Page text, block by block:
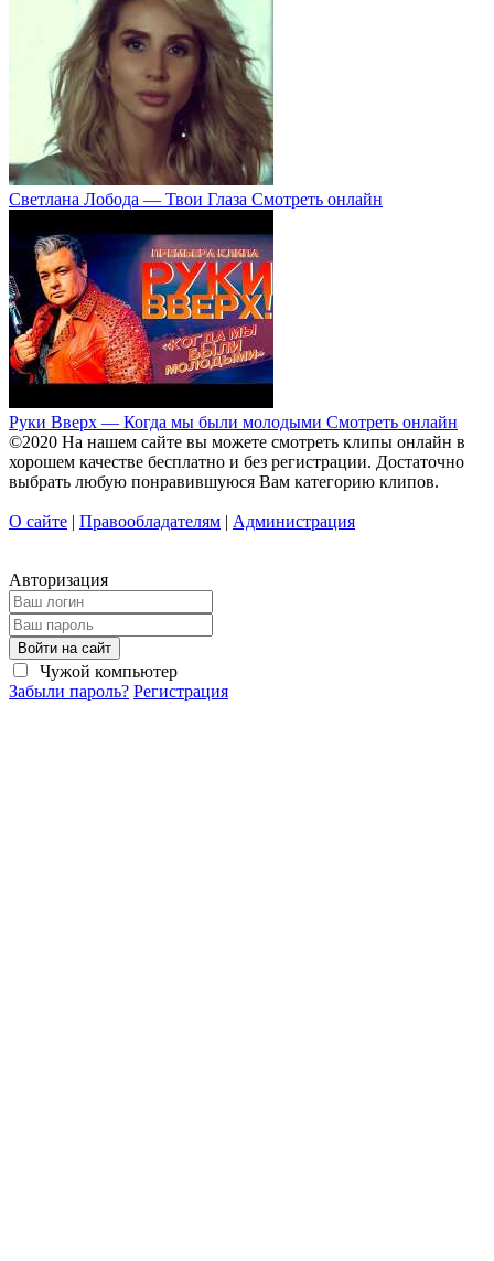
Светлана Лобода — Твои Глаза Смотреть онлайн
Руки Вверх — Когда мы были молодыми Смотреть онлайн
©2020 На нашем сайте вы можете смотреть клипы онлайн в
хорошем качестве бесплатно и без регистрации. Достаточно
выбрать любую понравившуюся Вам категорию клипов.
О сайте | Правообладателям | Администрация
Авторизация
Войти на сайт
Чужой компьютер
Забыли пароль? Регистрация